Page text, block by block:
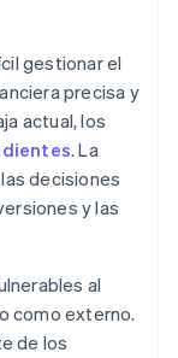
gestionar el
precisa y
actual, los
. La
decisiones
y las
al
como externo.
de los